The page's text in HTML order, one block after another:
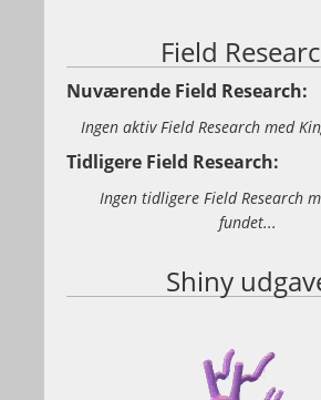
Field
Nuværende Field Research:
Ingen aktiv Field Research med
Tidligere Field Research:
Ingen tidligere Field Research
fundet...
Shiny